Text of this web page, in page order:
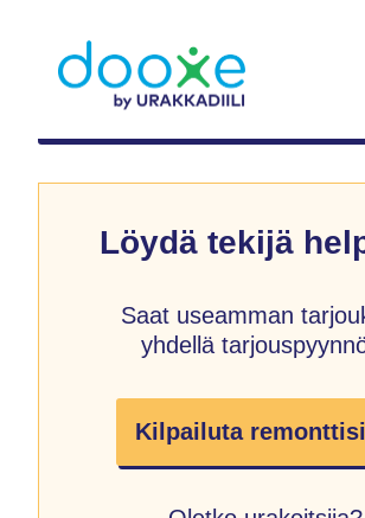
Löydä tekijä
Saat useamman
yhdellä
Kilpailuta